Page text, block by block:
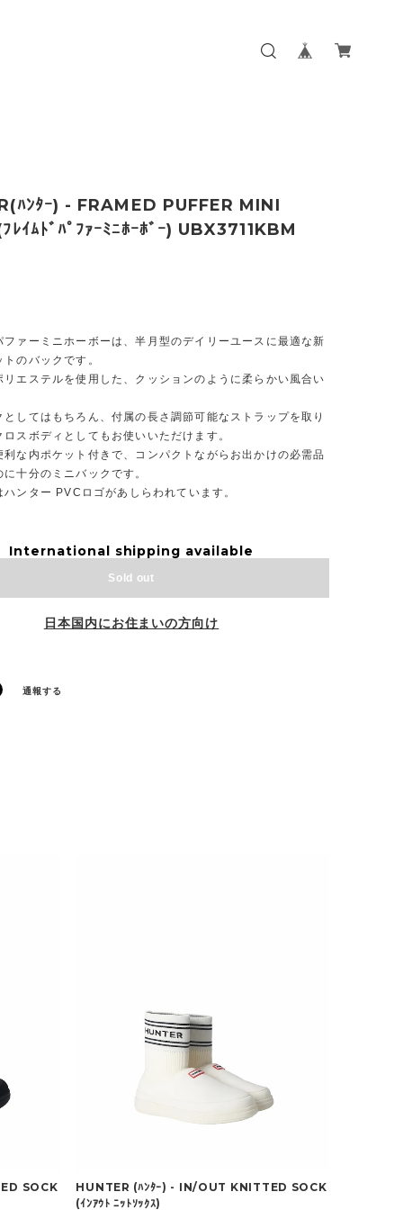
ﾊﾝﾀｰ) - FRAMED PUFFER MINI
ﾚｲﾑﾄﾞﾊﾟﾌｧｰﾐﾆﾎｰﾎﾞｰ) UBX3711KBM
ファーミニホーボーは、半月型のデイリーユースに最適な新
のバックです。
リエステルを使用した、クッションのように柔らかい風合い
としてはもちろん、付属の長さ調節可能なストラップを取り
スボディとしてもお使いいただけます。
利な内ポケット付きで、コンパクトながらお出かけの必需品
十分のミニバックです。
ハンター PVCロゴがあしらわれています。
International shipping available
Sold out
日本国内にお住まいの方向け
通報する
SOCK
HUNTER (ﾊﾝﾀｰ) - IN/OUT KNITTED SOCK
(ｲﾝｱｳﾄ ﾆｯﾄｿｯｸｽ)